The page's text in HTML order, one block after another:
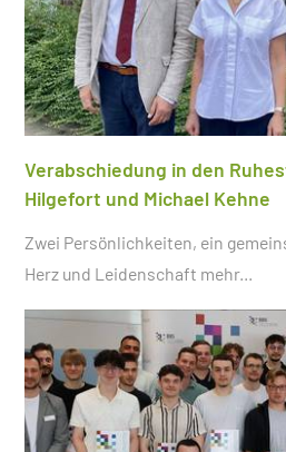
Verabschiedung in den
Hilgefort und Michael Kehne
Zwei Persönlichkeiten, ein
Herz und Leidenschaft mehr...